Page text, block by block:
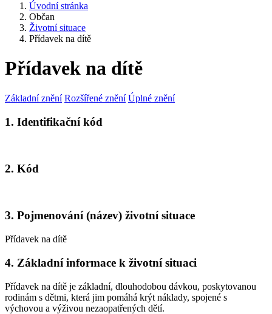
Úvodní stránka
Občan
Životní situace
Přídavek na dítě
Přídavek na dítě
Základní znění Rozšířené znění Úplné znění
1. Identifikační kód
2. Kód
3. Pojmenování (název) životní situace
Přídavek na dítě
4. Základní informace k životní situaci
Přídavek na dítě je základní, dlouhodobou dávkou, poskytovanou
rodinám s dětmi, která jim pomáhá krýt náklady, spojené s
výchovou a výživou nezaopatřených dětí.